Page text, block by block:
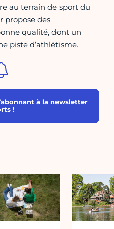
au terrain de sport du
propose des
qualité, dont un
piste d’athlétisme.
à la newsletter
!